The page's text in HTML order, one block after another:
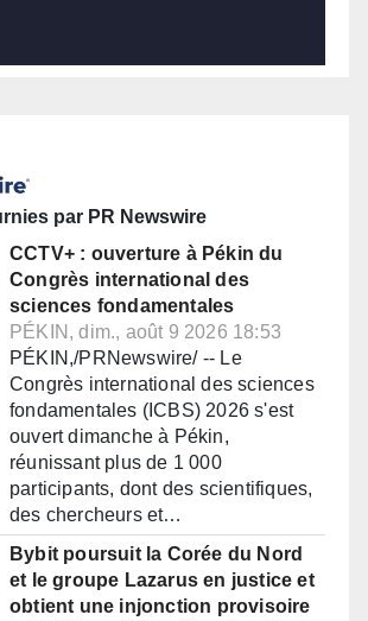
par PR Newswire
CCTV+ : ouverture à Pékin du
Congrès international des
sciences fondamentales
PÉKIN, dim., août 9 2026 18:53
PÉKIN,/PRNewswire/ -- Le
Congrès international des sciences
fondamentales (ICBS) 2026 s'est
ouvert dimanche à Pékin,
réunissant plus de 1 000
participants, dont des scientifiques,
des chercheurs et…
Bybit poursuit la Corée du Nord
et le groupe Lazarus en justice et
obtient une injonction provisoire